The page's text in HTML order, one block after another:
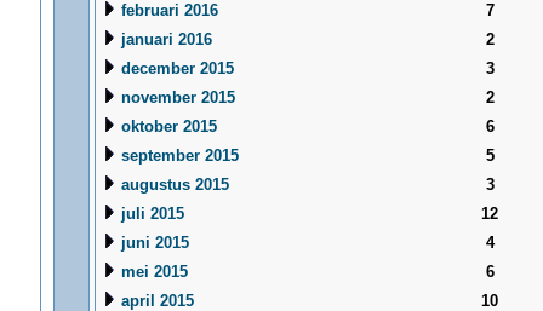
februari 2016
7
januari 2016
2
december 2015
3
november 2015
2
oktober 2015
6
september 2015
5
augustus 2015
3
juli 2015
12
juni 2015
4
mei 2015
6
april 2015
10